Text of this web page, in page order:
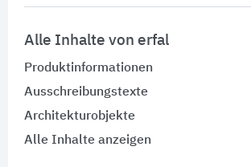
Alle Inhalte von erfal
Produktinformationen
Ausschreibungstexte
Architekturobjekte
Alle Inhalte anzeigen